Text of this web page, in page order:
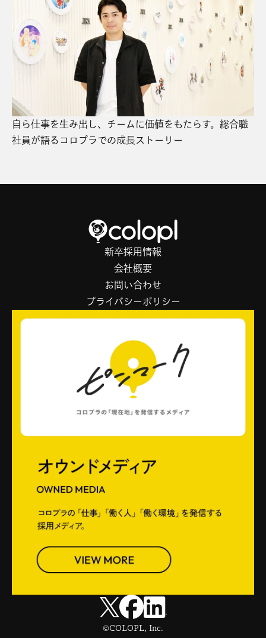
自ら仕事を生み出し、チームに価値をもたらす。総合職
社員が語るコロプラでの成長ストーリー
新卒採用情報
会社概要
お問い合わせ
プライバシーポリシー
©COLOPL, Inc.